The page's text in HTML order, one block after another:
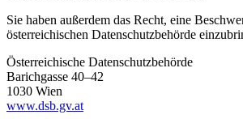
Sie haben außerdem das Recht, eine
österreichischen Datenschutzbehörde
Österreichische Datenschutzbehörde
Barichgasse 40–42
1030 Wien
www.dsb.gv.at